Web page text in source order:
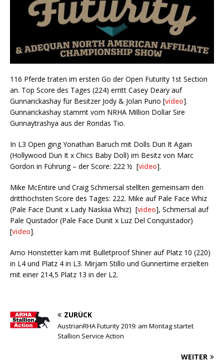
116 Pferde traten im ersten Go der Open Futurity 1st Section
an. Top Score des Tages (224) erritt Casey Deary auf
Gunnarickashay für Besitzer Jody & Jolan Puno [video].
Gunnarickashay stammt vom NRHA Million Dollar Sire
Gunnaytrashya aus der Rondas Tio.
In L3 Open ging Yonathan Baruch mit Dolls Dun It Again
(Hollywood Dun It x Chics Baby Doll) im Besitz von Marc
Gordon in Führung – der Score: 222 ½ [video].
Mike McEntire und Craig Schmersal stellten gemeinsam den
dritthöchsten Score des Tages: 222. Mike auf Pale Face Whiz
(Pale Face Dunit x Lady Naskiia Whiz) [video], Schmersal auf
Pale Quistador (Pale Face Dunit x Luz Del Conquistador)
[video].
Arno Honstetter kam mit Bulletproof Shiner auf Platz 10 (220)
in L4 und Platz 4 in L3. Mirjam Stillo und Gunnertime erzielten
mit einer 214,5 Platz 13 in der L2.
ZURÜCK
AustrianRHA Futurity 2019: am Montag startet
Stallion Service Action
WEITER